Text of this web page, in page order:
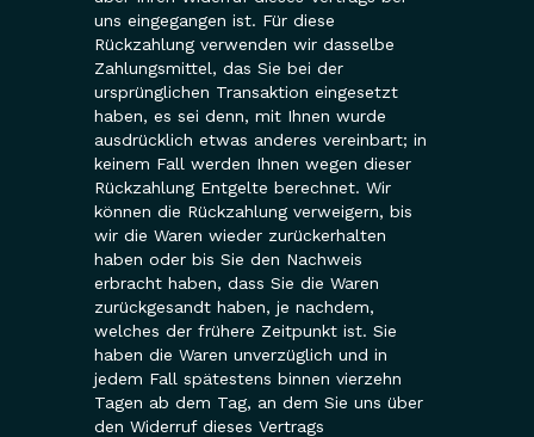
uns eingegangen ist. Für diese
Rückzahlung verwenden wir dasselbe
Zahlungsmittel, das Sie bei der
ursprünglichen Transaktion eingesetzt
haben, es sei denn, mit Ihnen wurde
ausdrücklich etwas anderes vereinbart; in
keinem Fall werden Ihnen wegen dieser
Rückzahlung Entgelte berechnet. Wir
können die Rückzahlung verweigern, bis
wir die Waren wieder zurückerhalten
haben oder bis Sie den Nachweis
erbracht haben, dass Sie die Waren
zurückgesandt haben, je nachdem,
welches der frühere Zeitpunkt ist. Sie
haben die Waren unverzüglich und in
jedem Fall spätestens binnen vierzehn
Tagen ab dem Tag, an dem Sie uns über
den Widerruf dieses Vertrags